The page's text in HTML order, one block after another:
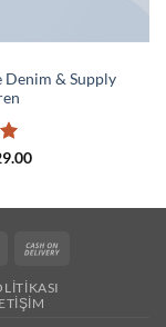
Denim & Supply
Şu
MasterCard